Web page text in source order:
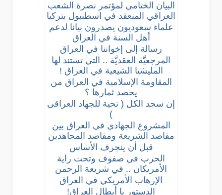
البيان الختامي لمؤتمر نصرة الشعب
العراقي المنعقد في اسطنبول بتركيا
علماء سعوديون يصدرون بيانا لدعم
أهل السنة في العراق
رسالة إلى إخواننا في العراق
المرجعيَّة العقديَّة .. التي تستند لها
المليشيا الشيعية في العراق !
المقاومة الإسلامية في العراق من
يحصد ثمارها ؟
إن سجد الكل ( تحية للجهاد العراقى
)
المشروع الجهادي في العراق بين
مقاصد الشريعة ومقاصد المجاهدين
قبل أن ينجرف الأساس
الحرب في صفوف وتحت راية
الأمريكان .. في شريعة الرحمن
الإرهاب الأمريكي في العراق
الدستور يا أبطال العراق!